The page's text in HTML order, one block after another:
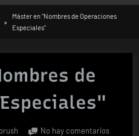
Máster en "Nombres de Operaciones
Especiales"
de
No hay comentariosen